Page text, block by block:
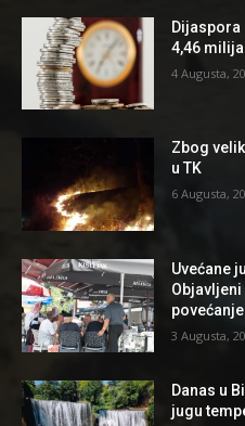
4,46
4 Augusta,
Zbog
u TK
6 Augusta,
Uvećane
povećanje
3 Augusta,
Danas u
jugu